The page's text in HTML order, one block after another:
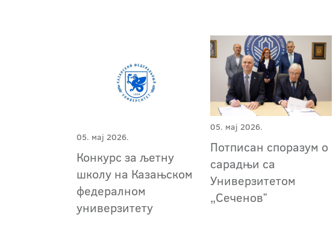
05. мај 2026.
Конкурс за љетну
школу на Казањском
федералном
универзитету
05. мај 2026.
Потписан споразум о
сарадњи са
Универзитетом
„Сеченовˮ